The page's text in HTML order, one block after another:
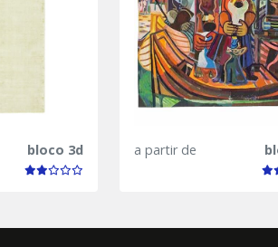
bloco 3d a partir de